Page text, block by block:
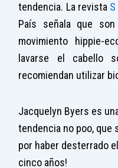
tendencia. La revista
País señala que
movimiento hippie-
lavarse el cabello
recomiendan utilizar
Jacquelyn Byers es
tendencia no poo, que
por haber desterrado
cinco años!